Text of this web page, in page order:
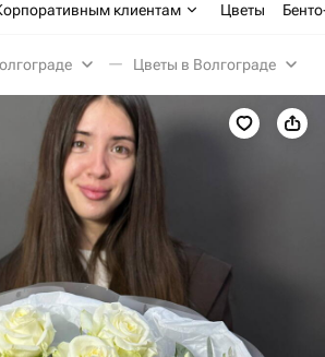
клиентам Цветы
Цветы в Волгограде